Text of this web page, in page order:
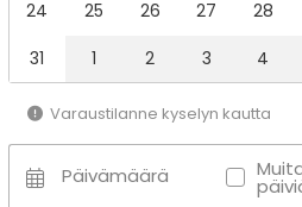
24
25 26 27 28
31
1 2 3 4
Varaustilanne kyselyn kautta
Päivämäärä